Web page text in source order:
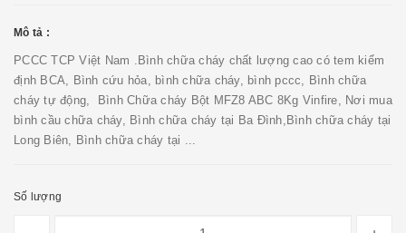
Mô tả :
PCCC TCP Việt Nam .Bình chữa cháy chất lượng cao có tem kiểm
định BCA, Bình cứu hỏa, bình chữa cháy, bình pccc, Bình chữa
cháy tự động, Bình Chữa cháy Bột MFZ8 ABC 8Kg Vinfire, Nơi mua
bình cầu chữa cháy, Bình chữa cháy tại Ba Đình,Bình chữa cháy tại
Long Biên, Bình chữa cháy tại ...
Số lượng